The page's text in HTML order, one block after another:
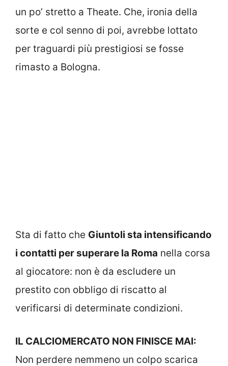
un po’ stretto a Theate. Che, ironia della
sorte e col senno di poi, avrebbe lottato
per traguardi più prestigiosi se fosse
rimasto a Bologna.
Sta di fatto che Giuntoli sta intensificando
i contatti per superare la Roma nella corsa
al giocatore: non è da escludere un
prestito con obbligo di riscatto al
verificarsi di determinate condizioni.
IL CALCIOMERCATO NON FINISCE MAI:
Non perdere nemmeno un colpo scarica